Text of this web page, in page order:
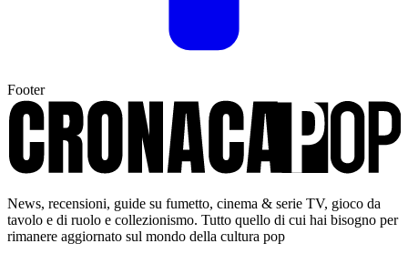
Footer
News, recensioni, guide su fumetto, cinema & serie TV, gioco da
tavolo e di ruolo e collezionismo. Tutto quello di cui hai bisogno per
rimanere aggiornato sul mondo della cultura pop